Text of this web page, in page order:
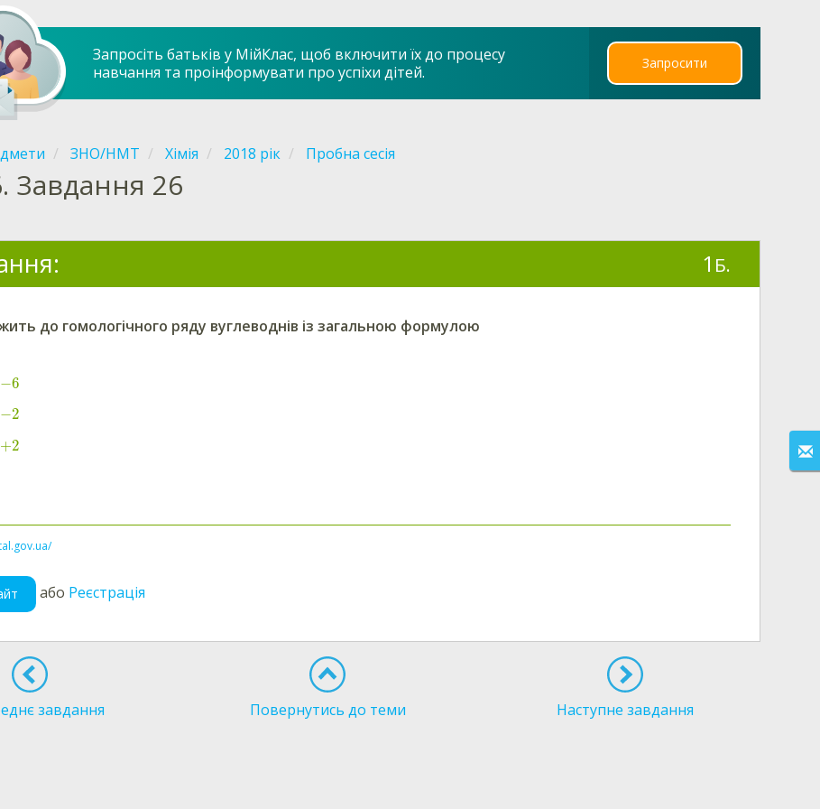
Запросіть батьків у МійКлас, щоб включити їх до процесу
навчання та проінформувати про успіхи дітей.
Запросити
ЗНО/НМТ Хімія 2018 рік Пробна сесія
Завдання 26
1 Б.
до гомологічного ряду вуглеводнів із загальною формулою
−6
−2
+2
або Реєстрація
завдання Повернутись до теми Наступне завдання